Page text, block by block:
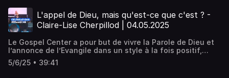
activités qui rejoignent la vie de tous les jours. Puissant,
en vivant la dimension de la guérison et du miraculeux.
Nous sommes une église désirant vivre la présence
puissance.
L'appel de Dieu, mais qu'est-ce que c'est ? -
Claire-Lise Cherpillod | 04.05.2025
Le Gospel Center a pour but de vivre la Parole de Dieu et
l’annonce de l’Evangile dans un style à la fois positif,
pratique et puissant. Positif, en encourageant un style de
vie chrétien qui motive, construit et développe les dons
5/6/25 • 39:41